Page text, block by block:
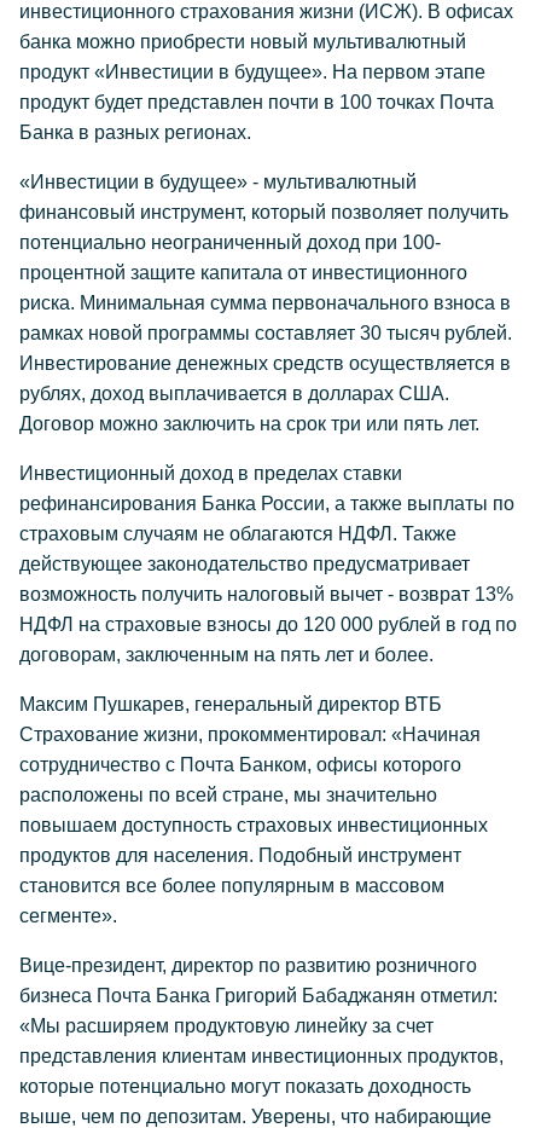
инвестиционного страхования жизни (ИСЖ). В офисах
банка можно приобрести новый мультивалютный
продукт «Инвестиции в будущее». На первом этапе
продукт будет представлен почти в 100 точках Почта
Банка в разных регионах.
«Инвестиции в будущее» - мультивалютный
финансовый инструмент, который позволяет получить
потенциально неограниченный доход при 100-
процентной защите капитала от инвестиционного
риска. Минимальная сумма первоначального взноса в
рамках новой программы составляет 30 тысяч рублей.
Инвестирование денежных средств осуществляется в
рублях, доход выплачивается в долларах США.
Договор можно заключить на срок три или пять лет.
Инвестиционный доход в пределах ставки
рефинансирования Банка России, а также выплаты по
страховым случаям не облагаются НДФЛ. Также
действующее законодательство предусматривает
возможность получить налоговый вычет - возврат 13%
НДФЛ на страховые взносы до 120 000 рублей в год по
договорам, заключенным на пять лет и более.
Максим Пушкарев, генеральный директор ВТБ
Страхование жизни, прокомментировал: «Начиная
сотрудничество с Почта Банком, офисы которого
расположены по всей стране, мы значительно
повышаем доступность страховых инвестиционных
продуктов для населения. Подобный инструмент
становится все более популярным в массовом
сегменте».
Вице-президент, директор по развитию розничного
бизнеса Почта Банка Григорий Бабаджанян отметил:
«Мы расширяем продуктовую линейку за счет
представления клиентам инвестиционных продуктов,
которые потенциально могут показать доходность
выше, чем по депозитам. Уверены, что набирающие